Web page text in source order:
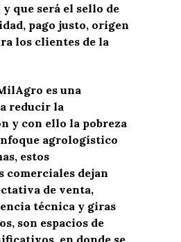
que será el sello de
pago justo, origen
los clientes de la
es una
reducir la
y con ello la pobreza
agrologístico
estos
comerciales dejan
de venta,
técnica y giras
son espacios de
en donde se